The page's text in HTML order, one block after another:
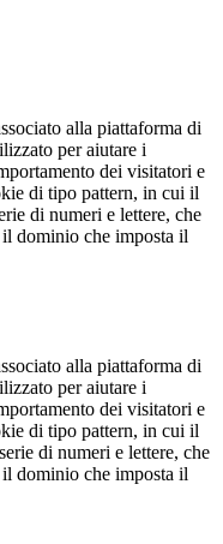
alla piattaforma di
per aiutare i
dei visitatori e
di tipo pattern, in cui il
di numeri e lettere, che
dominio che imposta il
alla piattaforma di
per aiutare i
dei visitatori e
di tipo pattern, in cui il
di numeri e lettere, che
dominio che imposta il